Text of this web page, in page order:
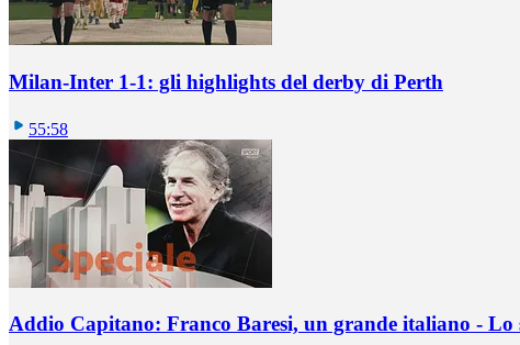
Milan-Inter 1-1: gli highlights del derby di Perth
55:58
Addio Capitano: Franco Baresi, un grande italiano - Lo